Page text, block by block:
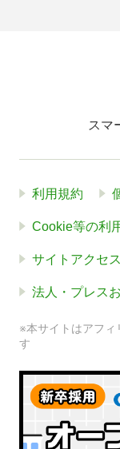
スマ
利用規約
Cookie等の利
サイトアクセ
法人・プレス
※本サイトはアフィ
す